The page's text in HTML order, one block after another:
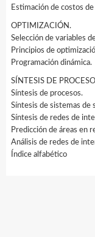
Estimación de costos
OPTIMIZACIÓN.
Selección de variables
Principios de
Programación dinámica.
SÍNTESIS DE
Síntesis de procesos.
Síntesis de sistemas de
Síntesis de redes de
Predicción de áreas en
Análisis de redes de
Índice alfabético